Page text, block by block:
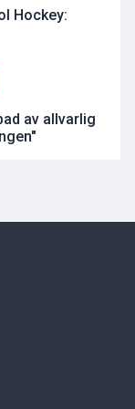
Hockey:
av allvarlig